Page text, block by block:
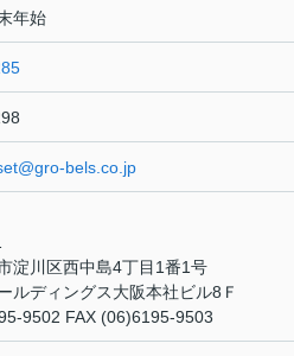
年始
bels.co.jp
淀川区西中島4丁目1番1号
ルディングス大阪本社ビル8Ｆ
9502 FAX (06)6195-9503